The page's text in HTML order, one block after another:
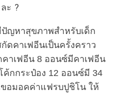
ะ ?
ญหาสุขภาพสำหรับเด็ก
ดคาเฟอีนเป็นครั้งคราว
คาเฟอีน 8 ออนซ์มีคาเฟอีน
กกระป๋อง 12 ออนซ์มี 34
อมอคค่าแฟรบปูชิโน ให้